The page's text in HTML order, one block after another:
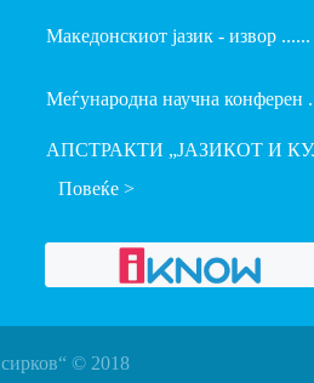
Македонскиот јазик - извор ......
Меѓународна научна конферен
АПСТРАКТИ „ЈАЗИКОТ И
Повеќе >
© 2018